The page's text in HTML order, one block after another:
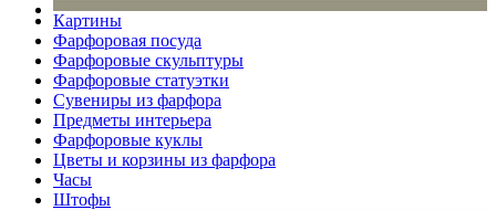
Картины
Фарфоровая посуда
Фарфоровые скульптуры
Фарфоровые статуэтки
Сувениры из фарфора
Предметы интерьера
Фарфоровые куклы
Цветы и корзины из фарфора
Часы
Штофы